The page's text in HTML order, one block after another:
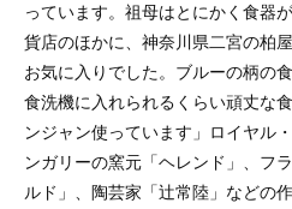
っています。祖母はとにかく食器
貨店のほかに、神奈川県二宮の柏
お気に入りでした。ブルーの柄の
食洗機に入れられるくらい頑丈な
ンジャン使っています」ロイヤル
ンガリーの窯元「ヘレンド」、フ
ルド」、陶芸家「辻常陸」などの